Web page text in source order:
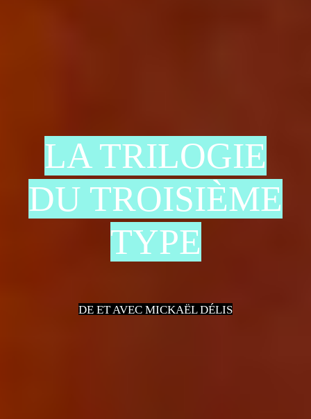
LA TRILOGIE
DU TROISIÈME
TYPE
DE ET AVEC MICKAËL DÉLIS